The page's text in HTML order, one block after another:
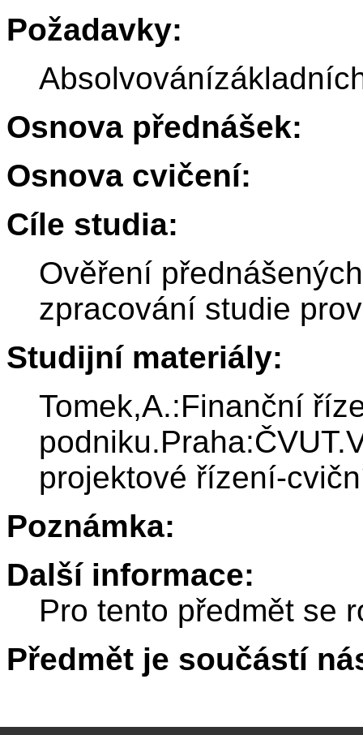
Požadavky:
Osnova přednášek:
Osnova cvičení:
Cíle studia:
Ověření
zpracování studie
Studijní materiály:
Tomek,A.:Finanční
projektové řízení-
Poznámka:
Další informace:
Pro tento předmět se
Předmět je součástí